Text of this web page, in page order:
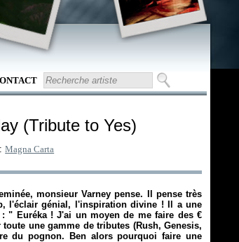
(Tribute to Yes)
:Magna Carta
monsieur Varney pense. Il pense très
l'éclair génial, l'inspiration divine ! Il a une
Euréka ! J'ai un moyen de me faire des €
une gamme de tributes (Rush, Genesis,
du pognon. Ben alors pourquoi faire une